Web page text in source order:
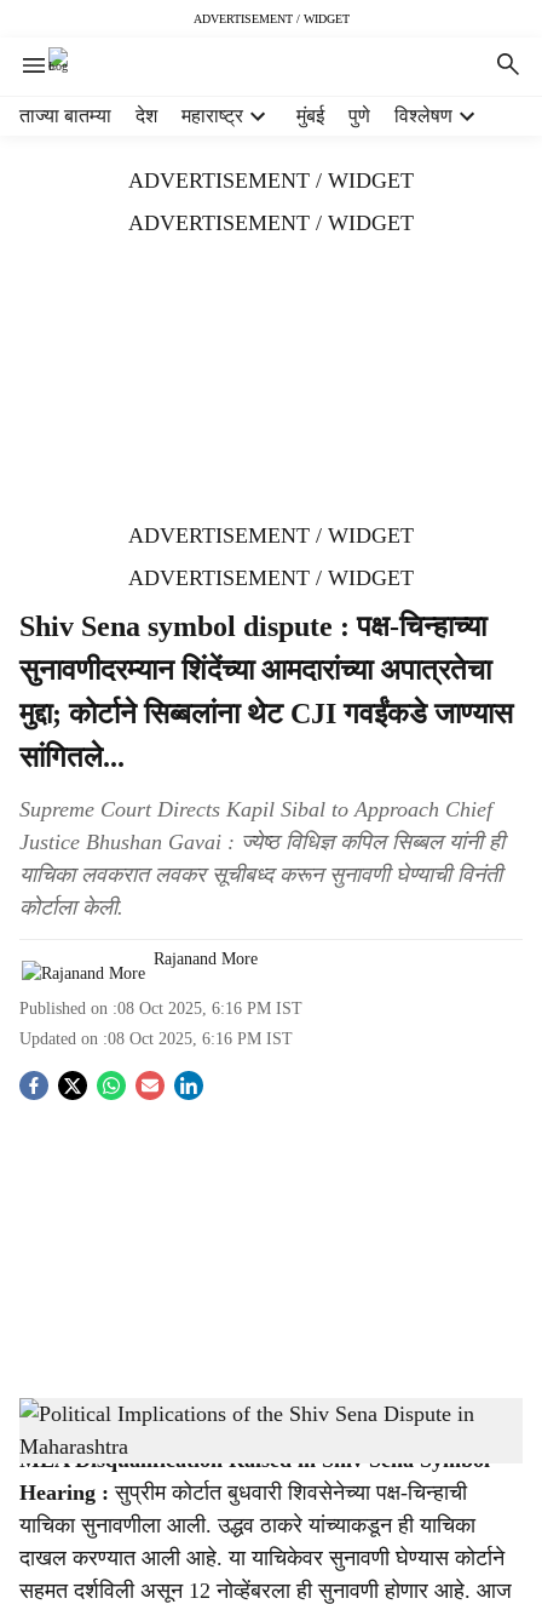
ADVERTISEMENT / WIDGET
ताज्या बातम्या देश महाराष्ट्र मुंबई पुणे विश्लेषण
ADVERTISEMENT / WIDGET
ADVERTISEMENT / WIDGET
ADVERTISEMENT / WIDGET
ADVERTISEMENT / WIDGET
Shiv Sena symbol dispute : पक्ष-चिन्हाच्या
सुनावणीदरम्यान शिंदेंच्या आमदारांच्या अपात्रतेचा
मुद्दा; कोर्टाने सिब्बलांना थेट CJI गवईंकडे जाण्यास
सांगितले...
Supreme Court Directs Kapil Sibal to Approach Chief
Justice Bhushan Gavai : ज्येष्ठ विधिज्ञ कपिल सिब्बल यांनी ही
याचिका लवकरात लवकर सूचीबध्द करून सुनावणी घेण्याची विनंती
कोर्टाला केली.
Rajanand More
Published on :08 Oct 2025, 6:16 PM IST
Updated on :08 Oct 2025, 6:16 PM IST
S
h
a
r
e
Political Implications of the Shiv Sena Dispute in Maharashtra- Sarkarnama
MLA Disqualification Raised in Shiv Sena Symbol
Hearing : सुप्रीम कोर्टात बुधवारी शिवसेनेच्या पक्ष-चिन्हाची
याचिका सुनावणीला आली. उद्धव ठाकरे यांच्याकडून ही याचिका
दाखल करण्यात आली आहे. या याचिकेवर सुनावणी घेण्यास कोर्टाने
सहमत दर्शविली असून 12 नोव्हेंबरला ही सुनावणी होणार आहे. आज